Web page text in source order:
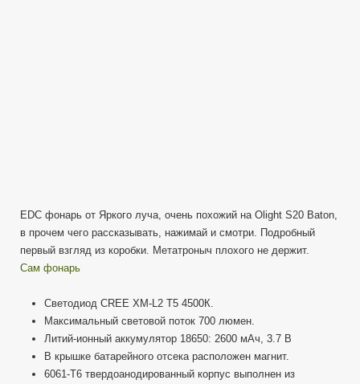
EDC фонарь от Яркого луча, очень похожий на Olight S20 Baton,
в прочем чего рассказывать, нажимай и смотри. Подробный
первый взгляд из коробки. Метатроныч плохого не держит.
Сам фонарь
Светодиод CREE XM-L2 T5 4500К.
Максимальный световой поток 700 люмен.
Литий-ионный аккумулятор 18650: 2600 мАч, 3.7 В
В крышке батарейного отсека расположен магнит.
6061-Т6 твердоанодированный корпус выполнен из